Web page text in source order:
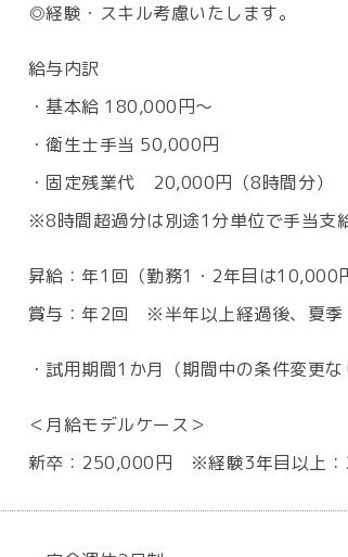
◎経験・スキル考慮いたします。
給与内訳
・基本給 180,000円～
・衛生士手当 50,000円
・固定残業代 20,000円（8時間分）
※8時間超過分は別途1分単位で手当支
昇給：年1回（勤務1・2年目は10,000
賞与：年2回 ※半年以上経過後、夏季
・試用期間1か月（期間中の条件変更な
＜月給モデルケース＞
新卒：250,000円 ※経験3年目以上